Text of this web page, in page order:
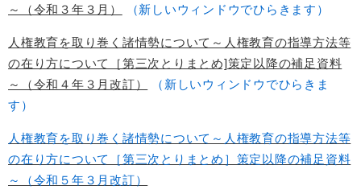
～（令和３年３月）
（新しいウィンドウでひらきます）
人権教育を取り巻く諸情勢について～人権教育の指導方法等
の在り方について［第三次とりまとめ]策定以降の補足資料
～（令和４年３月改訂）
（新しいウィンドウでひらきま
す）
人権教育を取り巻く諸情勢について～人権教育の指導方法等
の在り方について［第三次とりまとめ］策定以降の補足資料
～（令和５年３月改訂）